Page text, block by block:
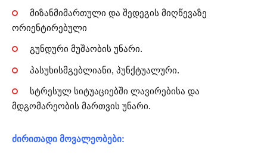
მიზანმიმართული და შედეგის მიღწევაზე
ორიენტირებული
გუნდური მუშაობის უნარი.
პასუხისმგებლიანი, პუნქტუალური.
სტრესულ სიტუაციებში ლავირებისა და
მდგომარეობის მართვის უნარი.
ძირითადი მოვალეობები: